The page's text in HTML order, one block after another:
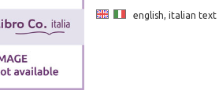
english, italian text